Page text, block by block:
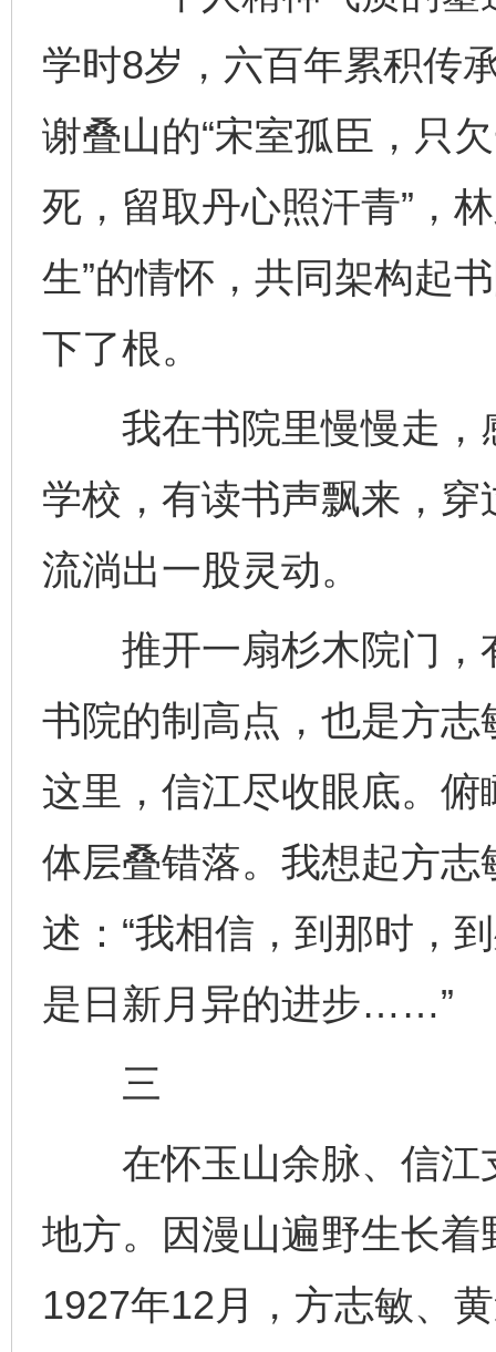
学时8岁，六百年累积传
谢叠山的“宋室孤臣，只
死，留取丹心照汗青”，
生”的情怀，共同架构起
下了根。
我在书院里慢慢走，
学校，有读书声飘来，
流淌出一股灵动。
推开一扇杉木院门，
书院的制高点，也是方
这里，信江尽收眼底。
体层叠错落。我想起方
述：“我相信，到那时，
是日新月异的进步……”
三
在怀玉山余脉、信江
地方。因漫山遍野生长
1927年12月，方志敏、